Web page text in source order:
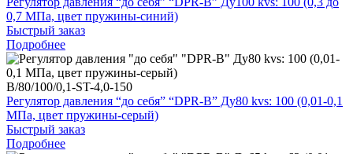
0,7 МПа, цвет пружины-синий)
Быстрый заказ
Подробнее
B/80/100/0,1-ST-4,0-150
Регулятор давления “до себя” “DPR-B” Ду80 kvs: 100 (0,01-0,1
МПа, цвет пружины-серый)
Быстрый заказ
Подробнее